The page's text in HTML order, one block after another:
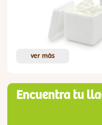
ver más
Encuentra tu